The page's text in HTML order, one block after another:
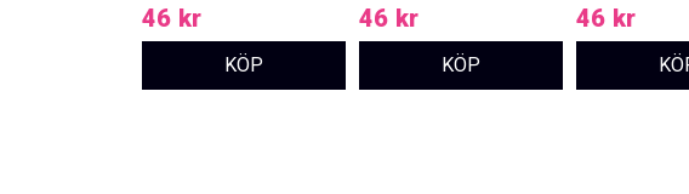
46 kr 46 kr 46 kr